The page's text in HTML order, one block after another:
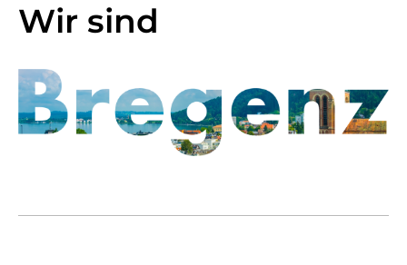
Wir sind